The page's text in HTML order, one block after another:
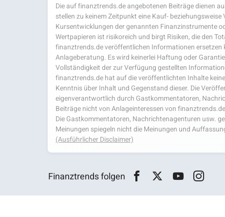
Die auf finanztrends.de angebotenen Beiträge dienen
stellen zu keinem Zeitpunkt eine Kauf-
Kursentwicklungen der genannten Finanzinstrumente
Wertpapieren ist risikoreich und birgt Risiken, die den
finanztrends.de veröffentlichen Informationen
Anlageberatung. Es wird keinerlei Haftung oder
Vollständigkeit der zur Verfügung gestellten
finanztrends.de hat auf die veröffentlichten Inhalte
Kenntnis über Inhalt und Gegenstand dieser. Die
eigenverantwortlich durch Gastkommentatoren,
Beiträge nicht von Anlageinteressen von
Die Gastkommentatoren, Nachrichtenagenturen usw.
Meinungen spiegeln nicht die Meinungen und
(Ausführlicher Disclaimer)
Finanztrends folgen